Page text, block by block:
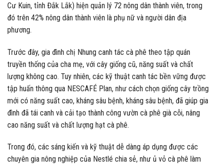
Cư Kuin, tỉnh Đắk Lắk) hiện quản lý 72 nông dân thành viên, trong
đó trên 42% nông dân thành viên là phụ nữ và người dân địa
phương.
Trước đây, gia đình chị Nhung canh tác cà phê theo tập quán
truyền thống của cha mẹ, với cây giống cũ, năng suất và chất
lượng không cao. Tuy nhiên, các kỹ thuật canh tác bền vững được
tập huấn thông qua NESCAFÉ Plan, như cách chọn giống cây trồng
mới có năng suất cao, kháng sâu bệnh, kháng sâu bệnh, đã giúp gia
đình đã tái canh và cải tạo thành công vườn cà phê già cỗi, nâng
cao năng suất và chất lượng hạt cà phê.
Trong đó, các sáng kiến và kỹ thuật dễ dàng áp dụng được các
chuyên gia nông nghiệp của Nestlé chia sẻ, như ủ vỏ cà phê làm